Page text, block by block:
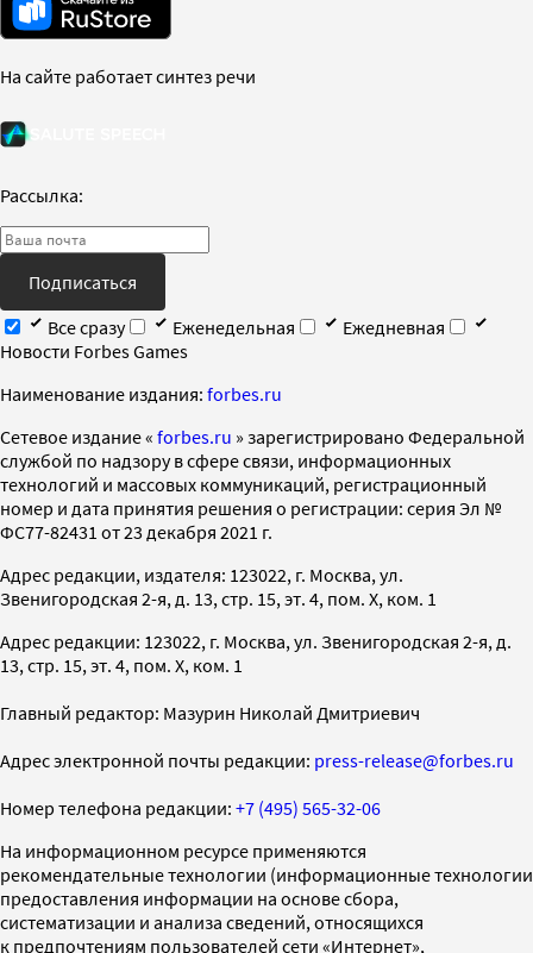
На сайте работает синтез речи
Рассылка:
Подписаться
Все сразу
Еженедельная
Ежедневная
Новости Forbes Games
Наименование издания: forbes.ru
Cетевое издание « forbes.ru » зарегистрировано Федеральной
службой по надзору в сфере связи, информационных
технологий и массовых коммуникаций, регистрационный
номер и дата принятия решения о регистрации: серия Эл №
ФС77-82431 от 23 декабря 2021 г.
Адрес редакции, издателя: 123022, г. Москва, ул.
Звенигородская 2-я, д. 13, стр. 15, эт. 4, пом. X, ком. 1
Адрес редакции: 123022, г. Москва, ул. Звенигородская 2-я, д.
13, стр. 15, эт. 4, пом. X, ком. 1
Главный редактор: Мазурин Николай Дмитриевич
Адрес электронной почты редакции: press-release@forbes.ru
Номер телефона редакции: +7 (495) 565-32-06
На информационном ресурсе применяются
рекомендательные технологии (информационные технологии
предоставления информации на основе сбора,
систематизации и анализа сведений, относящихся
к предпочтениям пользователей сети «Интернет»,